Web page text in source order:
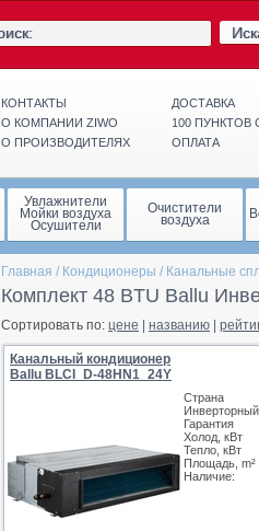
КОНТАКТЫ
О КОМПАНИИ ZIWO
О ПРОИЗВОДИТЕЛЯХ
ДОСТАВКА
100
ОПЛАТА
Увлажнители
Мойки воздуха
Осушители
Очистители
воздуха
Главная / Кондиционеры / Канальные
Комплект 48 BTU Ballu
Сортировать по: цене названию
Канальный кондиционер
Ballu BLCI_D-48HN1_24Y
Страна
Инверторный
Гарантия
Холод, кВт
Тепло, кВт
Площадь, m²
Наличие: